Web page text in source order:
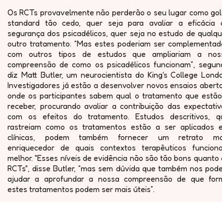
Os RCTs provavelmente não perderão o seu lugar como
standard tão cedo, quer seja para avaliar a eficácia
segurança dos psicadélicos, quer seja no estudo de
outro tratamento. “Mas estes poderiam ser
com outros tipos de estudos que ampliariam a
compreensão de como os psicadélicos funcionam”,
diz Matt Butler, um neurocientista do King's College
Investigadores já estão a desenvolver novos ensaios
onde os participantes sabem qual o tratamento que
receber, procurando avaliar a contribuição das
com os efeitos do tratamento. Estudos descritivos,
rastreiam como os tratamentos estão a ser aplicados
clínicas, podem também fornecer um retrato
enriquecedor de quais contextos terapêuticos
melhor. "Esses níveis de evidência não são tão bons quanto
RCTs", disse Butler, “mas sem dúvida que também nos
ajudar a aprofundar a nossa compreensão de que
estes tratamentos podem ser mais úteis”.